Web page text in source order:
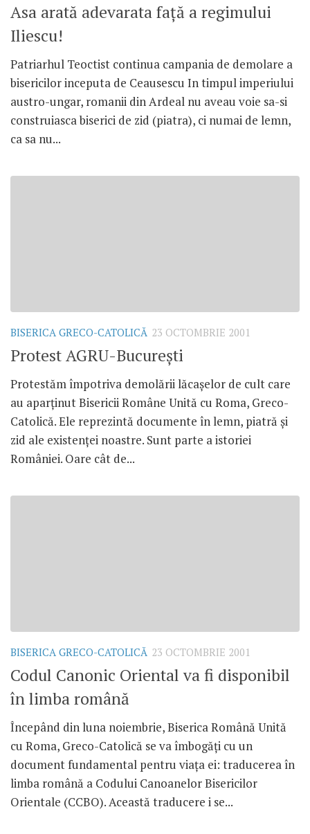
Asa arată adevarata faţă a regimului
Iliescu!
Patriarhul Teoctist continua campania de demolare a
bisericilor inceputa de Ceausescu In timpul imperiului
austro-ungar, romanii din Ardeal nu aveau voie sa-si
construiasca biserici de zid (piatra), ci numai de lemn,
ca sa nu...
BISERICA GRECO-CATOLICĂ 23 OCTOMBRIE 2001
Protest AGRU-Bucureşti
Protestăm împotriva demolării lăcaşelor de cult care
au aparţinut Bisericii Române Unită cu Roma, Greco-
Catolică. Ele reprezintă documente în lemn, piatră şi
zid ale existenţei noastre. Sunt parte a istoriei
României. Oare cât de...
BISERICA GRECO-CATOLICĂ 23 OCTOMBRIE 2001
Codul Canonic Oriental va fi disponibil
în limba română
Începând din luna noiembrie, Biserica Română Unită
cu Roma, Greco-Catolică se va îmbogăţi cu un
document fundamental pentru viaţa ei: traducerea în
limba română a Codului Canoanelor Bisericilor
Orientale (CCBO). Această traducere i se...